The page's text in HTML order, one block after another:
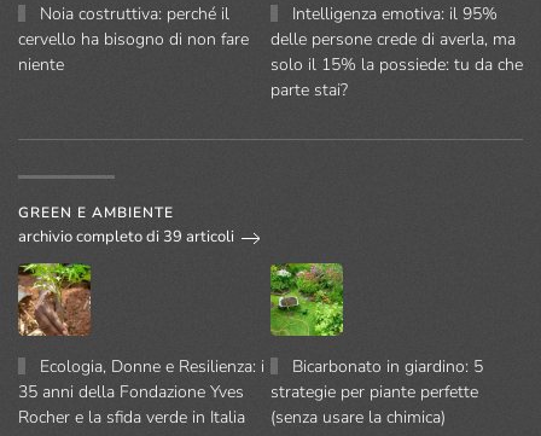
Noia costruttiva: perché il
cervello ha bisogno di non fare
niente
Intelligenza emotiva: il 95%
delle persone crede di averla, ma
solo il 15% la possiede: tu da che
parte stai?
GREEN E AMBIENTE
archivio completo di 39 articoli
Ecologia, Donne e Resilienza: i
35 anni della Fondazione Yves
Rocher e la sfida verde in Italia
Bicarbonato in giardino: 5
strategie per piante perfette
(senza usare la chimica)